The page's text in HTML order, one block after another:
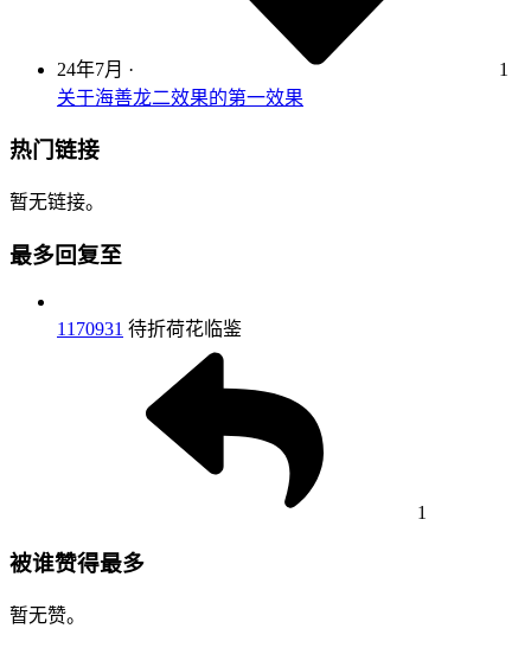
24年7月 ·
1
关于海善龙二效果的第一效果
热门链接
暂无链接。
最多回复至
1170931 待折荷花临鉴
1
被谁赞得最多
暂无赞。